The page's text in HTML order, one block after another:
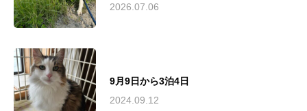
2026.07.06
9月9日から3泊4日
2024.09.12